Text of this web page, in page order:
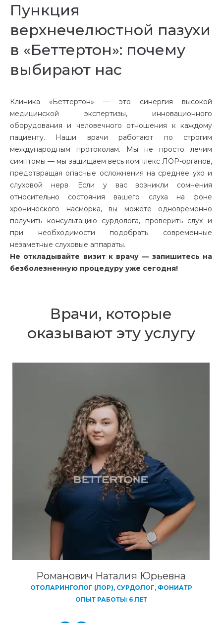
Пункция
верхнечелюстной пазухи
в «Беттертон»: почему
выбирают нас
Клиника «Беттертон» — это синергия высокой
медицинской экспертизы, инновационного
оборудования и человечного отношения к каждому
пациенту. Наши врачи работают по строгим
международным протоколам. Мы не просто лечим
симптомы — мы защищаем весь комплекс ЛОР-органов,
предотвращая опасные осложнения на среднее ухо и
слуховой нерв. Если у вас возникли сомнения
относительно состояния вашего слуха на фоне
хронического насморка, вы можете одновременно
получить консультацию сурдолога, проверить слух и
при необходимости подобрать современные
незаметные слуховые аппараты.
Не откладывайте визит к врачу — запишитесь на
безболезненную процедуру уже сегодня!
Врачи, которые
оказывают эту услугу
Романович Наталия Юрьевна
ОТОЛАРИНГОЛОГ (ЛОР), СУРДОЛОГ, ФОНИАТР
ОПЫТ РАБОТЫ: 6 ЛЕТ